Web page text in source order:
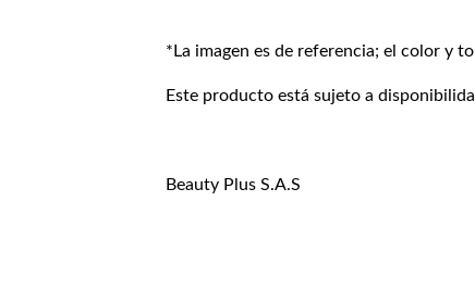
*La imagen es de referencia; el color y
Este producto está sujeto a
Beauty Plus S.A.S